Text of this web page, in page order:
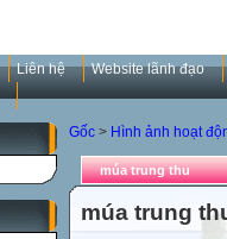
Liên hệ
Website lãnh đạo
Gốc > Hình ảnh hoạt
múa trung thu
múa trung